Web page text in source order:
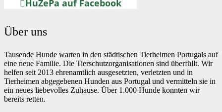
HuZePa auf Facebook
Über uns
Tausende Hunde warten in den städtischen Tierheimen Portugals auf
eine neue Familie. Die Tierschutzorganisationen sind überfüllt. Wir
helfen seit 2013 ehrenamtlich ausgesetzten, verletzten und in
Tierheimen abgegebenen Hunden aus Portugal und vermitteln sie in
ein neues liebevolles Zuhause. Über 1.000 Hunde konnten wir
bereits retten.